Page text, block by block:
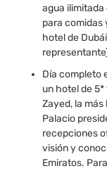
agua
para comidas
hotel de
Día completo
un hotel de
Zayed, la
Palacio
recepciones
visión y
Emiratos.